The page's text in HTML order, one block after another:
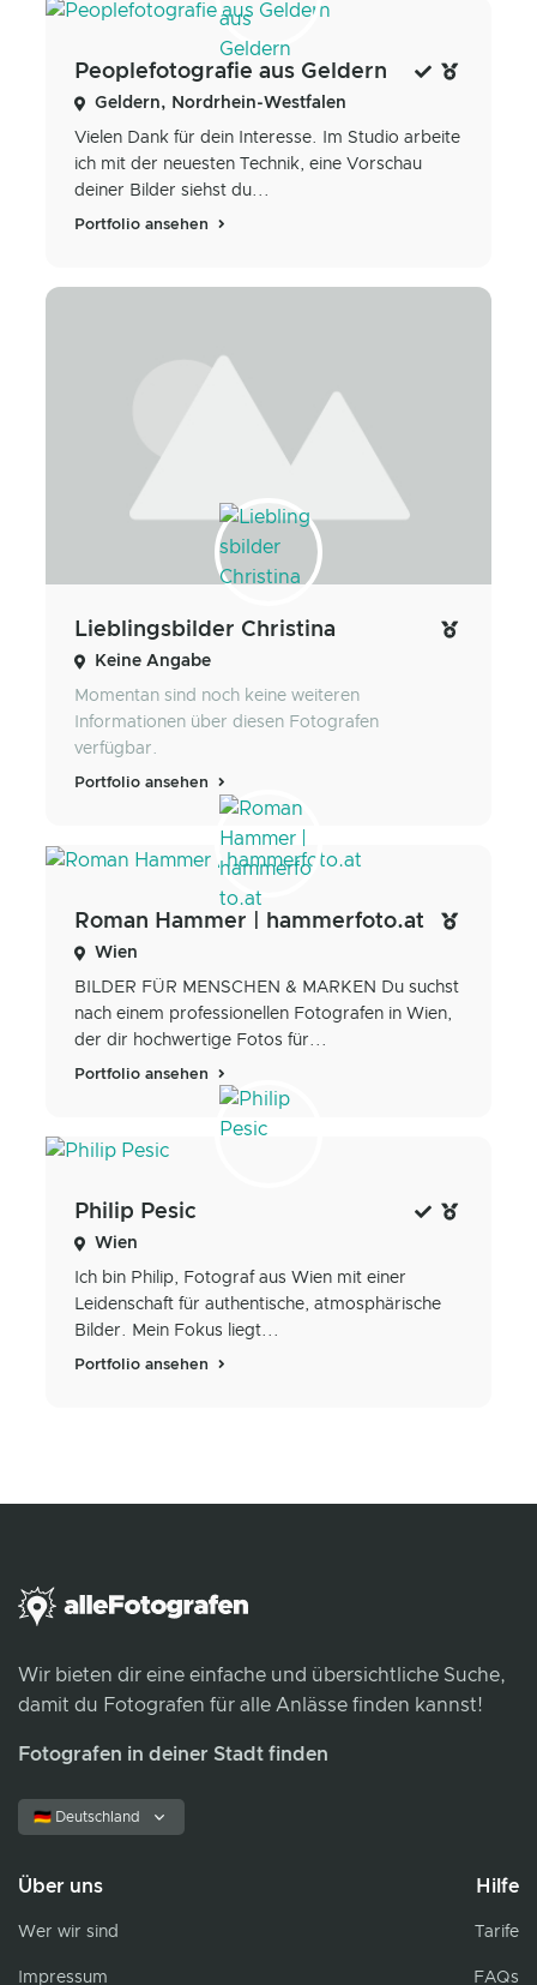
Peoplefotografie aus Geldern
Geldern, Nordrhein-Westfalen
Vielen Dank für dein Interesse. Im Studio arbeite
ich mit der neuesten Technik, eine Vorschau
deiner Bilder siehst du...
Portfolio ansehen
Lieblingsbilder Christina
Keine Angabe
Momentan sind noch keine weiteren
Informationen über diesen Fotografen
verfügbar.
Portfolio ansehen
Roman Hammer | hammerfoto.at
Wien
BILDER FÜR MENSCHEN & MARKEN Du suchst
nach einem professionellen Fotografen in Wien,
der dir hochwertige Fotos für...
Portfolio ansehen
Philip Pesic
Wien
Ich bin Philip, Fotograf aus Wien mit einer
Leidenschaft für authentische, atmosphärische
Bilder. Mein Fokus liegt...
Portfolio ansehen
Wir bieten dir eine einfache und übersichtliche Suche,
damit du Fotografen für alle Anlässe finden kannst!
Fotografen in deiner Stadt finden
🇩🇪 Deutschland
Über uns
Wer wir sind
Impressum
Hilfe
Tarife
FAQs